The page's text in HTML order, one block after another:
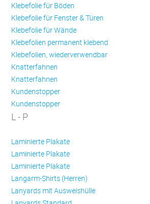
Klebefolie für Böden
Klebefolie für Fenster & Türen
Klebefolie für Wände
Klebefolien permanent klebend
Klebefolien, wiederverwendbar
Knatterfahnen
Knatterfahnen
Kundenstopper
Kundenstopper
L - P
Laminierte Plakate
Laminierte Plakate
Laminierte Plakate
Langarm-Shirts (Herren)
Lanyards mit Ausweishülle